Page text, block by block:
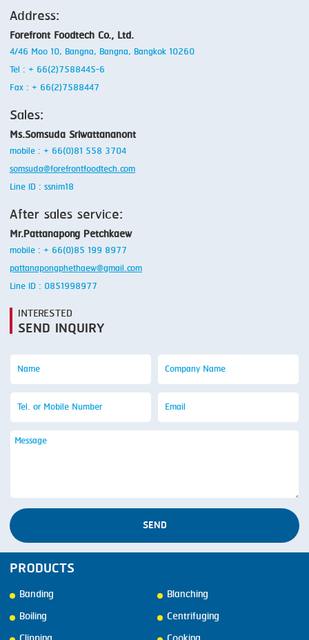
Address:
Forefront Foodtech Co., Ltd.
4/46 Moo 10, Bangna, Bangna, Bangkok 10260
Tel : + 66(2)7588445-6
Fax : + 66(2)7588447
Sales:
Ms.Somsuda Sriwattananont
mobile : + 66(0)81 558 3704
somsuda@forefrontfoodtech.com
Line ID : ssnim18
After sales service:
Mr.Pattanapong Petchkaew
mobile : + 66(0)85 199 8977
pattanapongphethaew@gmail.com
Line ID : 0851998977
INTERESTED
SEND INQUIRY
SEND
PRODUCTS
Banding
Blanching
Boiling
Centrifuging